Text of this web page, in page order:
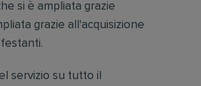
si è ampliata grazie
grazie all'acquisizione
servizio su tutto il